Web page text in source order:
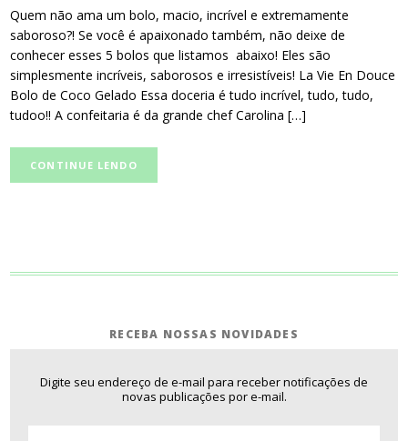
Quem não ama um bolo, macio, incrível e extremamente
saboroso?! Se você é apaixonado também, não deixe de
conhecer esses 5 bolos que listamos abaixo! Eles são
simplesmente incríveis, saborosos e irresistíveis! La Vie En Douce
Bolo de Coco Gelado Essa doceria é tudo incrível, tudo, tudo,
tudoo!! A confeitaria é da grande chef Carolina […]
CONTINUE LENDO
RECEBA NOSSAS NOVIDADES
Digite seu endereço de e-mail para receber notificações de
novas publicações por e-mail.